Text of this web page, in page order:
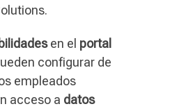
en el portal
configurar de
empleados
acceso a datos